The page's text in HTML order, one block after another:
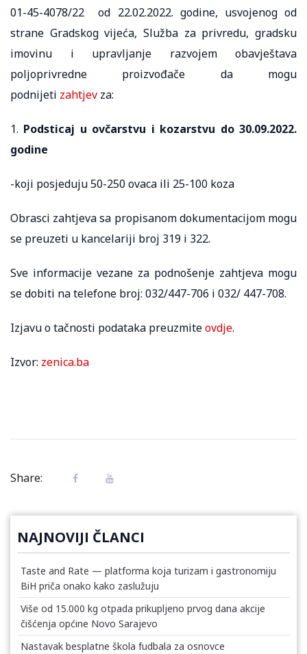
01-45-4078/22 od 22.02.2022. godine, usvojenog od
strane Gradskog vijeća, Služba za privredu, gradsku
imovinu i upravljanje razvojem obavještava
poljoprivredne proizvođače da mogu
podnijeti zahtjev za:
1. Podsticaj u ovčarstvu i kozarstvu do 30.09.2022.
godine
-koji posjeduju 50-250 ovaca ili 25-100 koza
Obrasci zahtjeva sa propisanom dokumentacijom mogu
se preuzeti u kancelariji broj 319 i 322.
Sve informacije vezane za podnošenje zahtjeva mogu
se dobiti na telefone broj: 032/447-706 i 032/ 447-708.
Izjavu o tačnosti podataka preuzmiteovdje.
Izvor: zenica.ba
Share:
NAJNOVIJI ČLANCI
Taste and Rate — platforma koja turizam i gastronomiju
BiH priča onako kako zaslužuju
Više od 15.000 kg otpada prikupljeno prvog dana akcije
čišćenja općine Novo Sarajevo
Nastavak besplatne škola fudbala za osnovce